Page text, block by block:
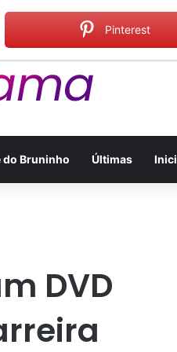
do legado deixado pela filha
do Bruninho Últimas
DVD
Pinterest